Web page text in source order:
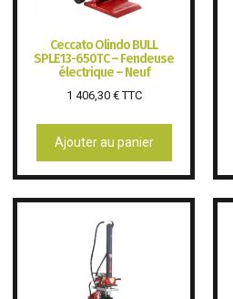
Ceccato Olindo BULL
SPLE13-650TC – Fendeuse
électrique – Neuf
1 406,30 €TTC
Ajouter au panier